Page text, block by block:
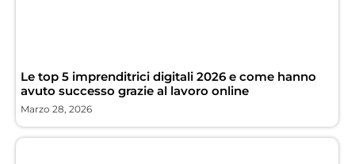
Le top 5 imprenditrici digitali 2026 e come hanno
avuto successo grazie al lavoro online
Marzo 28, 2026